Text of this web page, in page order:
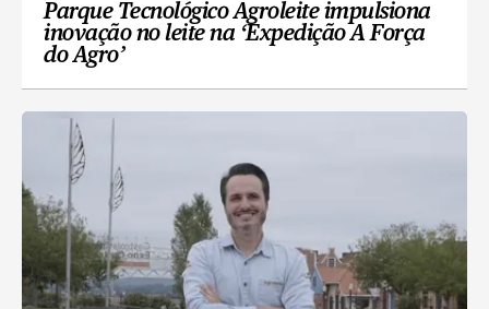
Parque Tecnológico Agroleite impulsiona
inovação no leite na ‘Expedição A Força
do Agro’